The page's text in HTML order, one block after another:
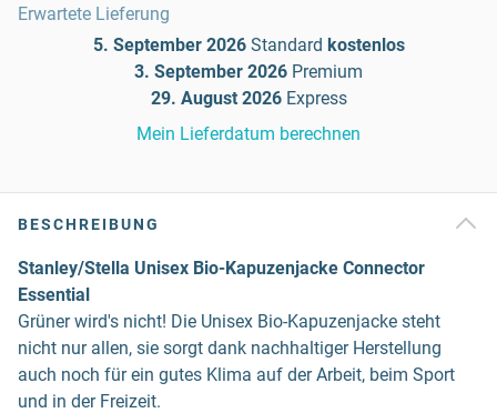
Erwartete Lieferung
5. September 2026 Standard kostenlos
3. September 2026 Premium
29. August 2026 Express
Mein Lieferdatum berechnen
BESCHREIBUNG
Stanley/Stella Unisex Bio-Kapuzenjacke Connector
Essential
Grüner wird's nicht! Die Unisex Bio-Kapuzenjacke steht
nicht nur allen, sie sorgt dank nachhaltiger Herstellung
auch noch für ein gutes Klima auf der Arbeit, beim Sport
und in der Freizeit.